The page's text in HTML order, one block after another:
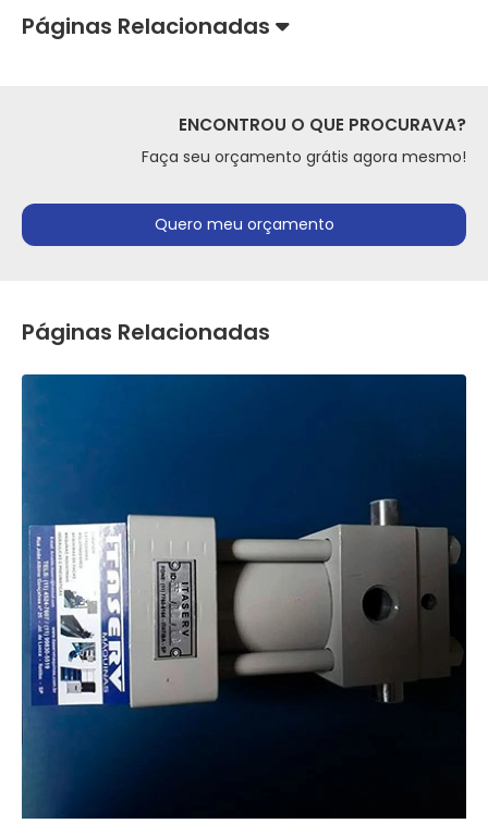
Páginas Relacionadas
ENCONTROU O QUE PROCURAVA?
Faça seu orçamento grátis agora mesmo!
Quero meu orçamento
Páginas Relacionadas